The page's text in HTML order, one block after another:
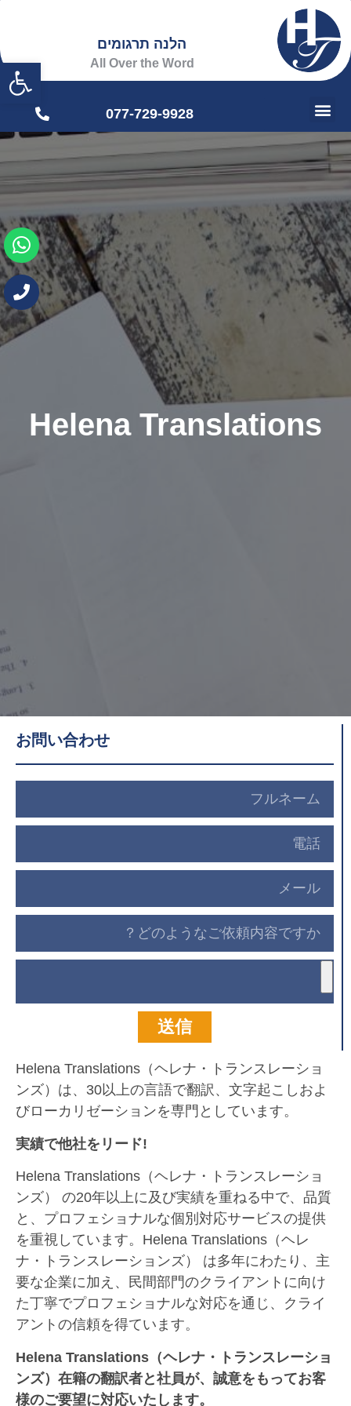
הלנה תרגומים
All Over the Word
077-729-9928
Helena Translations
お問い合わせ
送信
Helena Translations（ヘレナ・トランスレーショ
ンズ）は、30以上の言語で翻訳、文字起こしおよ
びローカリゼーションを専門としています。
実績で他社をリード!
Helena Translations（ヘレナ・トランスレーショ
ンズ） の20年以上に及び実績を重ねる中で、品質
と、プロフェショナルな個別対応サービスの提供
を重視しています。Helena Translations（ヘレ
ナ・トランスレーションズ） は多年にわたり、主
要な企業に加え、民間部門のクライアントに向け
た丁寧でプロフェショナルな対応を通じ、クライ
アントの信頼を得ています。
Helena Translations（ヘレナ・トランスレーショ
ンズ）在籍の翻訳者と社員が、誠意をもってお客
様のご要望に対応いたします。